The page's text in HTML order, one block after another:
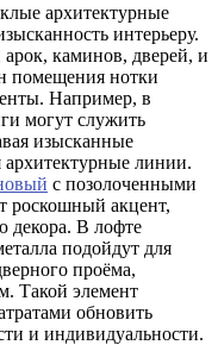
архитектурные
интерьеру.
каминов, дверей, и
помещения нотки
Например, в
могут служить
изысканные
архитектурные линии.
с позолоченными
роскошный акцент,
декора. В лофте
подойдут для
проёма,
Такой элемент
обновить
и индивидуальности.